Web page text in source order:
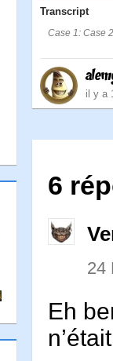
Transcript
Case 1: Case
il y a
6
24
Eh